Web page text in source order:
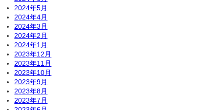
2024年5月
2024年4月
2024年3月
2024年2月
2024年1月
2023年12月
2023年11月
2023年10月
2023年9月
2023年8月
2023年7月